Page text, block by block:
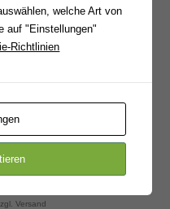
Versand
braun gold
Versand
welche Art von
auf "Einstellungen"
Richtlinien